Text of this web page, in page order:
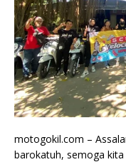
motogokil.com –
barokatuh, semoga